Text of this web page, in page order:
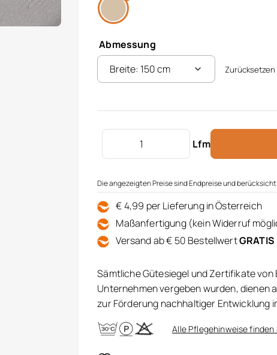
Abmessung
Zurücksetzen
Lfm
Verdunkelungsdekor bedruckt Menge
Die angezeigten Preise sind Endpreise und
€ 4,99 per Lieferung in Österreich
Maßanfertigung (kein Widerruf
Versand ab € 50 BestellwertGRATIS
Sämtliche Gütesiegel und Zertifikate von
Unternehmen vergeben wurden, dienen
zur Förderung nachhaltiger Entwicklung
Alle Pflegehinweise finden